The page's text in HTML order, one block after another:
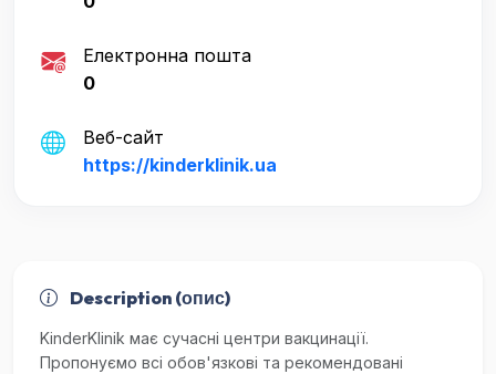
Електронна пошта
0
Веб-сайт
https://kinderklinik.ua
Description (опис)
KinderKlinik має сучасні центри вакцинації.
Пропонуємо всі обов'язкові та рекомендовані